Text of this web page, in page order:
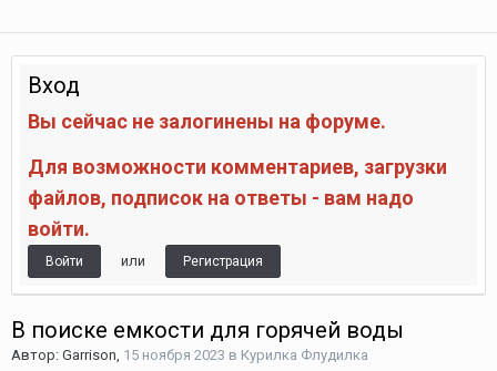
Вход
Вы сейчас не залогинены на форуме.
Для возможности комментариев, загрузки
файлов, подписок на ответы - вам надо
войти.
Войти или Регистрация
В поиске емкости для горячей воды
Автор: Garrison, 15 ноября 2023 в Курилка Флудилка